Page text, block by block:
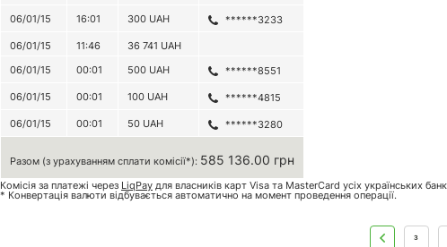
06/01/15 16:01 300 UAH ******3233
06/01/15 11:46 36 741 UAH
06/01/15
00:01 500 UAH ******8551
06/01/15 00:01 100 UAH ******4815
06/01/15 00:01 50 UAH ******3280
Разом (з урахуванням сплати комісії*): 585 136.00 грн
Комісія за платежі через LiqPay для власників карт Visa та MasterCard усіх українських
* Конвертація валюти відбувається автоматично на момент проведення операції.
3